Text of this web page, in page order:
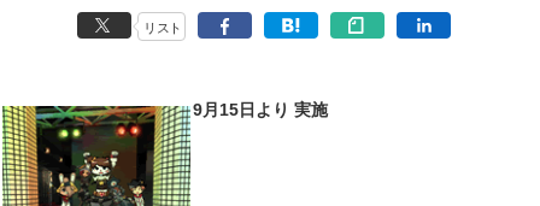
リスト
9月15日より 実施